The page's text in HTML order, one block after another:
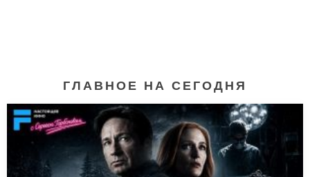
ГЛАВНОЕ НА СЕГОДНЯ